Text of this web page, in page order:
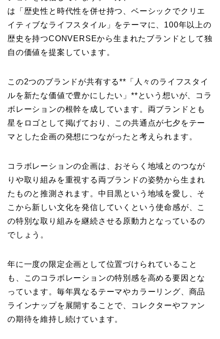
は「歴史性と時代性を併せ持つ、ベーシックでクリエ
イティブなライフスタイル」をテーマに、100年以上の
歴史を持つCONVERSEから生まれたブランドとして独
自の価値を提案しています。
この2つのブランドが共有する**「人々のライフスタイ
ルを新たな価値で豊かにしたい」**という想いが、コラ
ボレーションの根幹を成しています。両ブランドとも
星をロゴとして掲げており、この共通点が七夕をテー
マとした企画の発想につながったと考えられます。
コラボレーションの企画は、おそらく地域とのつなが
りや取り組みを重視する両ブランドの姿勢から生まれ
たものと推測されます。中目黒という地域を愛し、そ
こから新しい文化を発信していくという使命感が、こ
の特別な取り組みを継続させる原動力となっているの
でしょう。
年に一度の限定企画として位置づけられていること
も、このコラボレーションの特別感を高める要因とな
っています。毎年異なるテーマやカラーリング、商品
ラインナップを展開することで、コレクターやファン
の期待を維持し続けています。